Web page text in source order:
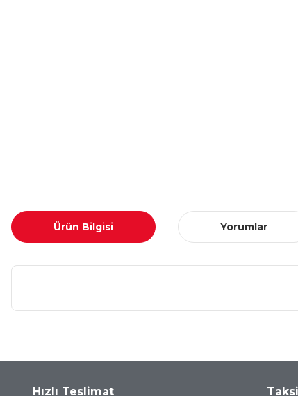
Ürün Bilgisi Yorumlar
Ürün resmi kalitesiz, bozuk veya görüntülenemiyor.
Hızlı Teslimat